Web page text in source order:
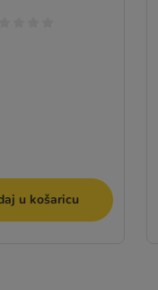
u košaricu